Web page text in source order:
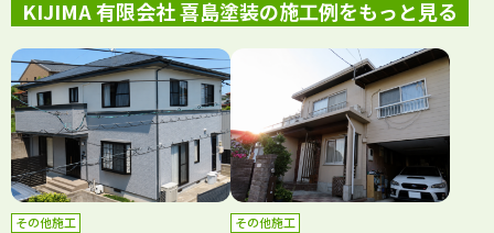
KIJIMA 有限会社 喜島塗装の施工例をもっと見る
その他施工 その他施工